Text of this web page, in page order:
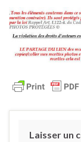
Laisser un